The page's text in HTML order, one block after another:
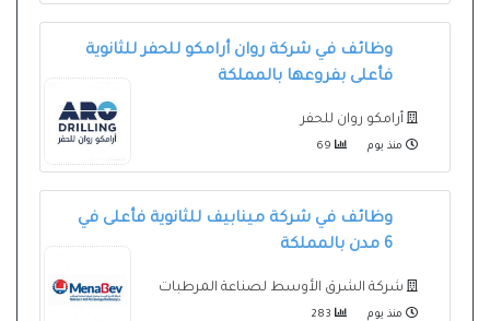
وظائف في شركة روان أرامكو للحفر للثانوية
فأعلى بفروعها بالمملكة
أرامكو روان للحفر
منذ يوم
وظائف في شركة مينابيف للثانوية فأعلى في
6 مدن بالمملكة
شركة الشرق الأوسط لصناعة المرطبات
منذ يوم